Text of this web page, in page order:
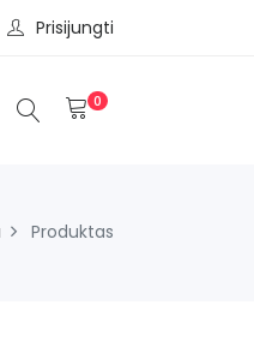
Prisijungti
0
Produktas